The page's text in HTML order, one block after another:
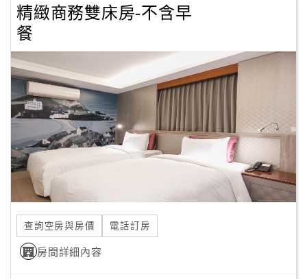
精緻商務雙床房-不含早
餐
查詢空房與房價 電話訂房
房間詳細內容